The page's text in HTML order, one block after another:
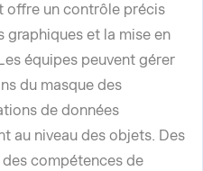
offre un contrôle précis
graphiques et la mise en
équipes peuvent gérer
du masque des
de données
au niveau des objets. Des
compétences de